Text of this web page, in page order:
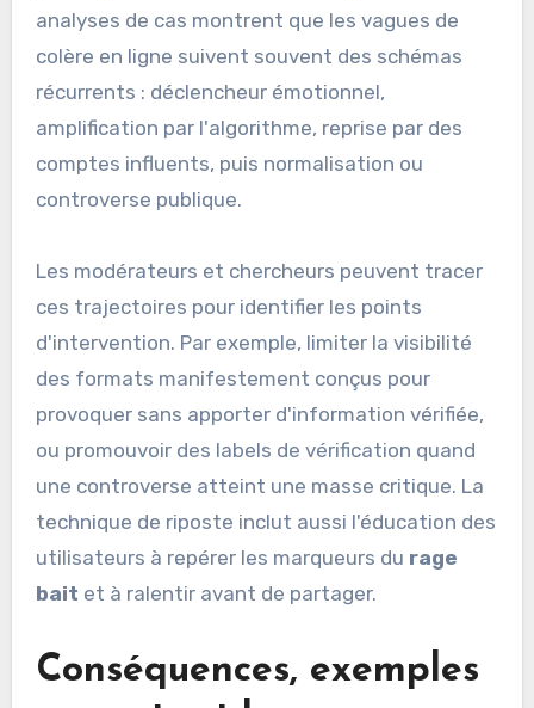
analyses de cas montrent que les vagues de
colère en ligne suivent souvent des schémas
récurrents : déclencheur émotionnel,
amplification par l'algorithme, reprise par des
comptes influents, puis normalisation ou
controverse publique.
Les modérateurs et chercheurs peuvent tracer
ces trajectoires pour identifier les points
d'intervention. Par exemple, limiter la visibilité
des formats manifestement conçus pour
provoquer sans apporter d'information vérifiée,
ou promouvoir des labels de vérification quand
une controverse atteint une masse critique. La
technique de riposte inclut aussi l'éducation des
utilisateurs à repérer les marqueurs du rage
bait et à ralentir avant de partager.
Conséquences, exemples